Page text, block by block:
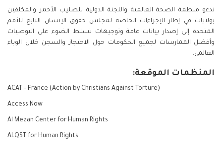
ندعو منظمة الصحة العالمية واللجنة الدولية للصليب الأحمر والمكلفين
بولايات في إطار الإجراءات الخاصة لمجلس حقوق الإنسان التابع للأمم
المتحدة إلى إصدار بيانات عامة وتوجيهات تسلط الضوء على التوصيات
وأفضل الممارسات لجميع الحكومات حول الاحتجاز والسجن خلال الوباء
العالمي.
المنظمات الموقعة:
ACAT – France (Action by Christians Against Torture)
Access Now
Al Mezan Center for Human Rights
ALQST for Human Rights